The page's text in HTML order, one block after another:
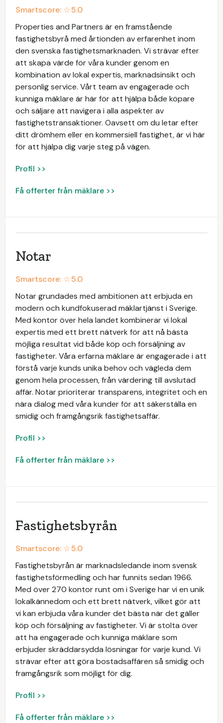
Smartscore: ☆5.0
Properties and Partners är en framstående
fastighetsbyrå med årtionden av erfarenhet inom
den svenska fastighetsmarknaden. Vi strävar efter
att skapa värde för våra kunder genom en
kombination av lokal expertis, marknadsinsikt och
personlig service. Vårt team av engagerade och
kunniga mäklare är här för att hjälpa både köpare
och säljare att navigera i alla aspekter av
fastighetstransaktioner. Oavsett om du letar efter
ditt drömhem eller en kommersiell fastighet, är vi här
för att hjälpa dig varje steg på vägen.
Profil >>
Få offerter från mäklare >>
Notar
Smartscore: ☆5.0
Notar grundades med ambitionen att erbjuda en
modern och kundfokuserad mäklartjänst i Sverige.
Med kontor över hela landet kombinerar vi lokal
expertis med ett brett nätverk för att nå bästa
möjliga resultat vid både köp och försäljning av
fastigheter. Våra erfarna mäklare är engagerade i att
förstå varje kunds unika behov och vägleda dem
genom hela processen, från värdering till avslutad
affär. Notar prioriterar transparens, integritet och en
nära dialog med våra kunder för att säkerställa en
smidig och framgångsrik fastighetsaffär.
Profil >>
Få offerter från mäklare >>
Fastighetsbyrån
Smartscore: ☆5.0
Fastighetsbyrån är marknadsledande inom svensk
fastighetsförmedling och har funnits sedan 1966.
Med över 270 kontor runt om i Sverige har vi en unik
lokalkännedom och ett brett nätverk, vilket gör att
vi kan erbjuda våra kunder det bästa när det gäller
köp och försäljning av fastigheter. Vi är stolta över
att ha engagerade och kunniga mäklare som
erbjuder skräddarsydda lösningar för varje kund. Vi
strävar efter att göra bostadsaffären så smidig och
framgångsrik som möjligt för dig.
Profil >>
Få offerter från mäklare >>